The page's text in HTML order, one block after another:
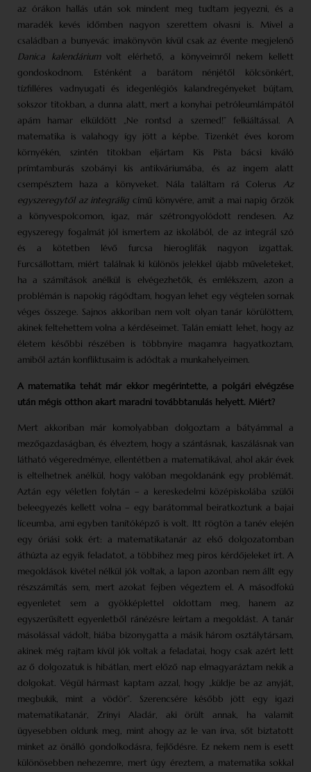
az órákon hallás után sok mindent meg tudtam jegyezni, és a
maradék kevés időmben nagyon szerettem olvasni is. Mivel a
családban a bunyevác imakönyvön kívül csak az évente megjelenő
Danica kalendáriumvolt elérhető, a könyveimről nekem kellett
gondoskodnom. Esténként a barátom nénjétől kölcsönkért,
tízfilléres vadnyugati és idegenlégiós kalandregényeket bújtam,
sokszor titokban, a dunna alatt, mert a konyhai petróleumlámpától
apám hamar elküldött „Ne rontsd a szemed!” felkiáltással. A
matematika is valahogy így jött a képbe. Tizenkét éves korom
környékén, szintén titokban eljártam Kis Pista bácsi kiváló
prímtamburás szobányi kis antikváriumába, és az ingem alatt
csempésztem haza a könyveket. Nála találtam rá Colerus Az
egyszeregytől az integrálig című könyvére, amit a mai napig őrzök
a könyvespolcomon, igaz, már szétrongyolódott rendesen. Az
egyszeregy fogalmát jól ismertem az iskolából, de az integrál szó
és a kötetben lévő furcsa hieroglifák nagyon izgattak.
Furcsállottam, miért találnak ki különös jelekkel újabb műveleteket,
ha a számítások anélkül is elvégezhetők, és emlékszem, azon a
problémán is napokig rágódtam, hogyan lehet egy végtelen sornak
véges összege. Sajnos akkoriban nem volt olyan tanár körülöttem,
akinek feltehettem volna a kérdéseimet. Talán emiatt lehet, hogy az
életem későbbi részében is többnyire magamra hagyatkoztam,
amiből aztán konfliktusaim is adódtak a munkahelyeimen.
A matematika tehát már ekkor megérintette, a polgári elvégzése
után mégis otthon akart maradni továbbtanulás helyett. Miért?
Mert akkoriban már komolyabban dolgoztam a bátyámmal a
mezőgazdaságban, és élveztem, hogy a szántásnak, kaszálásnak van
látható végeredménye, ellentétben a matematikával, ahol akár évek
is eltelhetnek anélkül, hogy valóban megoldanánk egy problémát.
Aztán egy véletlen folytán – a kereskedelmi középiskolába szülői
beleegyezés kellett volna – egy barátommal beiratkoztunk a bajai
líceumba, ami egyben tanítóképző is volt. Itt rögtön a tanév elején
egy óriási sokk ért: a matematikatanár az első dolgozatomban
áthúzta az egyik feladatot, a többihez meg piros kérdőjeleket írt. A
megoldások kivétel nélkül jók voltak, a lapon azonban nem állt egy
részszámítás sem, mert azokat fejben végeztem el. A másodfokú
egyenletet sem a gyökképlettel oldottam meg, hanem az
egyszerűsített egyenletből ránézésre leírtam a megoldást. A tanár
másolással vádolt, hiába bizonygatta a másik három osztálytársam,
akinek még rajtam kívül jók voltak a feladatai, hogy csak azért lett
az ő dolgozatuk is hibátlan, mert előző nap elmagyaráztam nekik a
dolgokat. Végül hármast kaptam azzal, hogy „küldje be az anyját,
megbukik, mint a vödör”. Szerencsére később jött egy igazi
matematikatanár, Zrínyi Aladár, aki örült annak, ha valamit
ügyesebben oldunk meg, mint ahogy az le van írva, sőt biztatott
minket az önálló gondolkodásra, fejlődésre. Ez nekem nem is esett
különösebben nehezemre, mert úgy éreztem, a matematika sokkal